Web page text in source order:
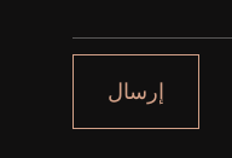
إرسال